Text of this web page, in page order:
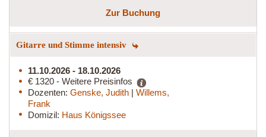
Zur Buchung
Gitarre und Stimme intensiv
11.10.2026 - 18.10.2026
€ 1320 - Weitere Preisinfos
Dozenten: Genske, Judith | Willems,
Frank
Domizil: Haus Königssee